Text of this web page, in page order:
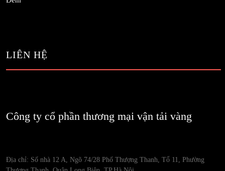
LIÊN HỆ
Công ty cổ phần thương mại vận tải vàng
Địa chỉ: Số nhà 12 A, Ngõ 74/28 Phố Thượng Thanh, Tổ 11, Phường